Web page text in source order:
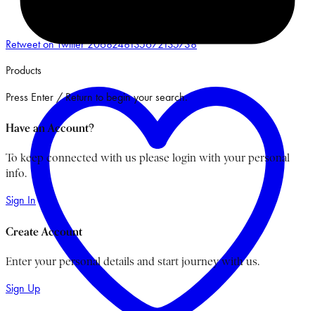
Retweet on Twitter 2068248135672135738
Products
Press Enter / Return to begin your search.
Have an Account?
To keep connected with us please login with your personal
info.
Sign In
Create Account
Enter your personal details and start journey with us.
Sign Up